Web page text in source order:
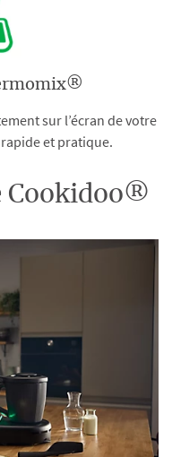
sur l’écran de votre
et pratique.
Cookidoo®